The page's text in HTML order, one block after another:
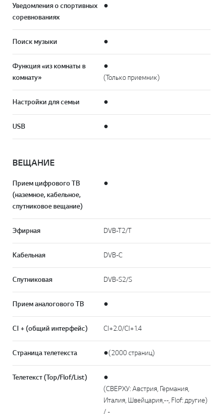
Уведомления о спортивных
соревнованиях
●
Поиск музыки ●
Функция «из комнаты в
комнату»
●
(Только приемник)
Настройки для семьи ●
USB ●
ВЕЩАНИЕ
Прием цифрового ТВ
(наземное, кабельное,
спутниковое вещание)
●
Эфирная DVB-T2/T
Кабельная DVB-C
Спутниковая DVB-S2/S
Прием аналогового ТВ ●
CI + (общий интерфейс) CI+2.0/CI+1.4
Страница телетекста ●(2000 страниц)
Телетекст (Top/Flof/List)
●
(СВЕРХУ: Австрия, Германия,
Италия, Швейцария,--, Flof: другие)
/ -